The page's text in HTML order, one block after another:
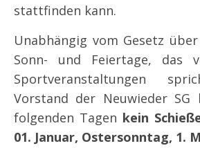
stattfinden kann.
Unabhängig vom Gesetz
Sonn- und Feiertage, das
Sportveranstaltungen
Vorstand der Neuwieder SG
folgenden Tagen kein
01. Januar, Ostersonntag, 1.